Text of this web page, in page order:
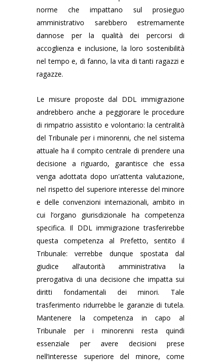
norme che impattano sul prosieguo
amministrativo sarebbero estremamente
dannose per la qualità dei percorsi di
accoglienza e inclusione, la loro sostenibilità
nel tempo e, di fanno, la vita di tanti ragazzi e
ragazze.
Le misure proposte dal DDL immigrazione
andrebbero anche a peggiorare le procedure
di rimpatrio assistito e volontario: la centralità
del Tribunale per i minorenni, che nel sistema
attuale ha il compito centrale di prendere una
decisione a riguardo, garantisce che essa
venga adottata dopo un’attenta valutazione,
nel rispetto del superiore interesse del minore
e delle convenzioni internazionali, ambito in
cui l’organo giurisdizionale ha competenza
specifica. Il DDL immigrazione trasferirebbe
questa competenza al Prefetto, sentito il
Tribunale: verrebbe dunque spostata dal
giudice all’autorità amministrativa la
prerogativa di una decisione che impatta sui
diritti fondamentali dei minori. Tale
trasferimento ridurrebbe le garanzie di tutela.
Mantenere la competenza in capo al
Tribunale per i minorenni resta quindi
essenziale per avere decisioni prese
nell’interesse superiore del minore, come